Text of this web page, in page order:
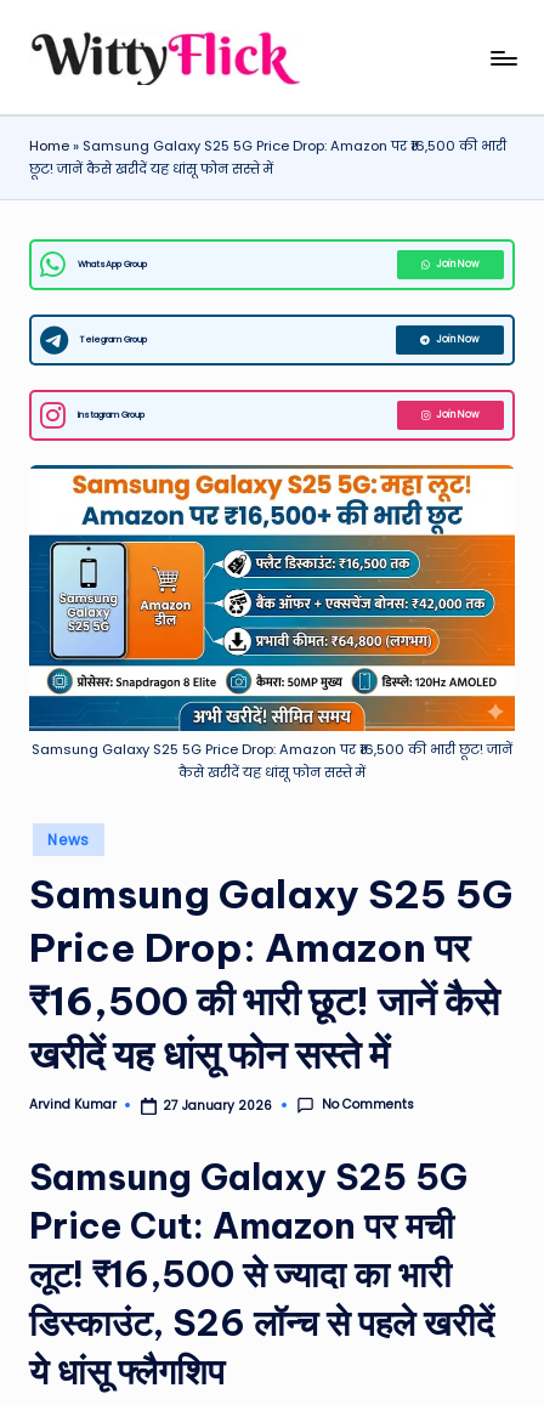
W
it
ty
Fl
ic
k:
L
a
t
e
st
h
er
,
c
h
&
M
o
vi
e
N
e
w
s
A
ro
WittyFlick:
Tech
&
News
Around
World
Home» Samsung Galaxy S25 5G Price Drop: Amazon पर ₹16,500 की भारी
छूट! जानें कैसे खरीदें यह धांसू फोन सस्ते में
WhatsApp Group Join Now
Telegram Group Join Now
Instagram Group Join Now
Samsung Galaxy S25 5G Price Drop: Amazon पर ₹16,500 की भारी छूट! जानें
कैसे खरीदें यह धांसू फोन सस्ते में
Posted
in
News
Samsung Galaxy S25 5G
Price Drop: Amazon पर
₹16,500 की भारी छूट! जानें कैसे
खरीदें यह धांसू फोन सस्ते में
Posted
Arvind Kumar 27 January 2026 No Comments
Samsung Galaxy S25 5G
Price Cut: Amazon पर मची
लूट! ₹16,500 से ज्यादा का भारी
डिस्काउंट, S26 लॉन्च से पहले खरीदें
ये धांसू फ्लैगशिप